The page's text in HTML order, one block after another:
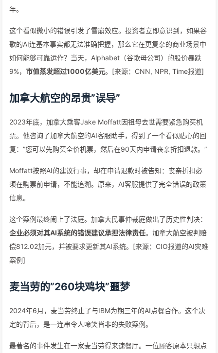
年。
这个看似微小的错误引发了雪崩效应。投资者立即意识到，如果谷
歌的AI连基本事实都无法准确把握，那么它在更复杂的商业场景中
如何能够可靠运作？当天，Alphabet（谷歌母公司）的股价暴跌
9%， 市值蒸发超过1000亿美元。[来源：CNN, NPR, Time报道]
加拿大航空的昂贵”误导”
2023年底，加拿大乘客Jake Moffatt因祖母去世需要紧急购买机
票。他咨询了加拿大航空的AI客服助手，得到了一个看似贴心的回
复：”您可以先购买全价机票，然后在90天内申请丧亲折扣退款。”
Moffatt按照AI的建议行事，却在申请退款时被告知：丧亲折扣必
须在购票前申请，不能追溯。原来，AI客服提供了完全错误的政策
信息。
这个案例最终闹上了法庭。加拿大民事仲裁庭做出了历史性判决：
企业必须对其AI系统的错误建议承担法律责任。加拿大航空被判赔
偿812.02加元，并被要求更新其AI系统。[来源：CIO报道的AI灾难
案例]
麦当劳的”260块鸡块”噩梦
2024年6月，麦当劳终止了与IBM为期三年的AI点餐合作。这个决
定的背后，是一连串令人啼笑皆非的失败案例。
最著名的事件发生在一家麦当劳得来速餐厅。一位顾客原本只想点